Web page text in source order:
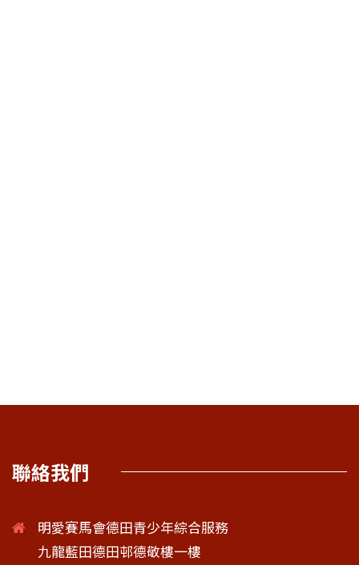
聯絡我們
明愛賽馬會德田青少年綜合服務
九龍藍田德田邨德敬樓一樓